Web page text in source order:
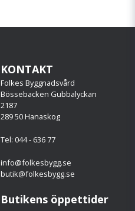
KONTAKT
Folkes Byggnadsvård
Bössebacken Gubbalyckan
2187
289 50 Hanaskog
Tel: 044 - 636 77
info@folkesbygg.se
butik@folkesbygg.se
Butikens öppettider